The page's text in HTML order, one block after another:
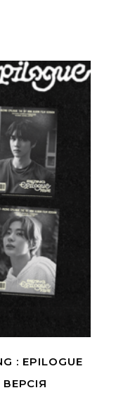
: EPILOGUE